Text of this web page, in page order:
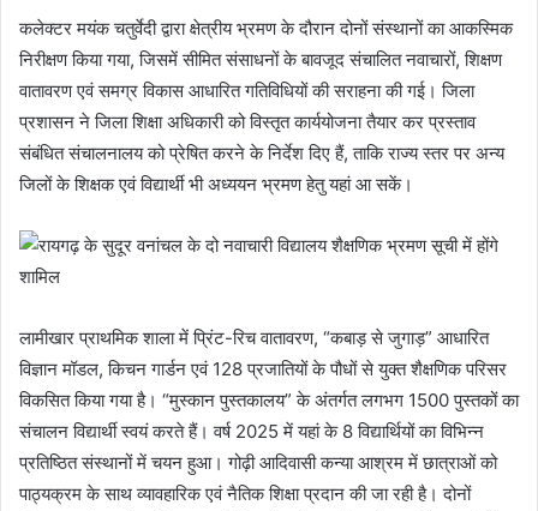
कलेक्टर मयंक चतुर्वेदी द्वारा क्षेत्रीय भ्रमण के दौरान दोनों संस्थानों का आकस्मिक
निरीक्षण किया गया, जिसमें सीमित संसाधनों के बावजूद संचालित नवाचारों, शिक्षण
वातावरण एवं समग्र विकास आधारित गतिविधियों की सराहना की गई। जिला
प्रशासन ने जिला शिक्षा अधिकारी को विस्तृत कार्ययोजना तैयार कर प्रस्ताव
संबंधित संचालनालय को प्रेषित करने के निर्देश दिए हैं, ताकि राज्य स्तर पर अन्य
जिलों के शिक्षक एवं विद्यार्थी भी अध्ययन भ्रमण हेतु यहां आ सकें।
लामीखार प्राथमिक शाला में प्रिंट-रिच वातावरण, “कबाड़ से जुगाड़” आधारित
विज्ञान मॉडल, किचन गार्डन एवं 128 प्रजातियों के पौधों से युक्त शैक्षणिक परिसर
विकसित किया गया है। “मुस्कान पुस्तकालय” के अंतर्गत लगभग 1500 पुस्तकों का
संचालन विद्यार्थी स्वयं करते हैं। वर्ष 2025 में यहां के 8 विद्यार्थियों का विभिन्न
प्रतिष्ठित संस्थानों में चयन हुआ। गोढ़ी आदिवासी कन्या आश्रम में छात्राओं को
पाठ्यक्रम के साथ व्यावहारिक एवं नैतिक शिक्षा प्रदान की जा रही है। दोनों